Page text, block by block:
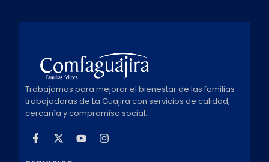
Trabajamos para mejorar el bienestar de las familias
trabajadoras de La Guajira con servicios de calidad,
cercanía y compromiso social.